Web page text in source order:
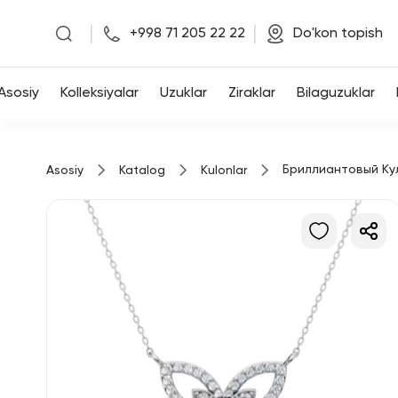
Asosiy
+998 71 205 22 22 Do'kon topish
Kolleksiyalar Uzuklar Ziraklar Bilaguzuklar
Asosiy Katalog Kulonlar Бриллиантовый